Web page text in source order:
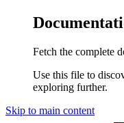
Fetch the complete
Use this file to
exploring further.
Skip to main content